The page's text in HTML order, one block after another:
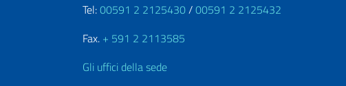
Tel:00591 2 2125430/00591 2 2125432
Fax. + 591 2 2113585
Gli uffici della sede